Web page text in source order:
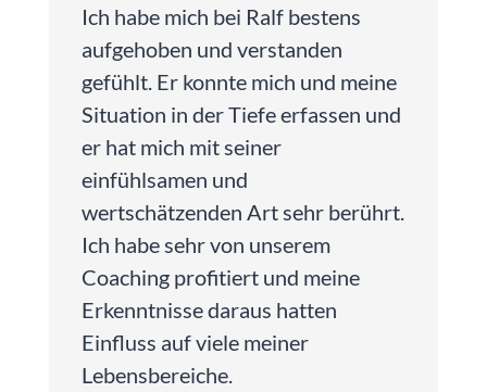
Ich habe mich bei Ralf bestens
aufgehoben und verstanden
gefühlt. Er konnte mich und meine
Situation in der Tiefe erfassen und
er hat mich mit seiner
einfühlsamen und
wertschätzenden Art sehr berührt.
Ich habe sehr von unserem
Coaching profitiert und meine
Erkenntnisse daraus hatten
Einfluss auf viele meiner
Lebensbereiche.